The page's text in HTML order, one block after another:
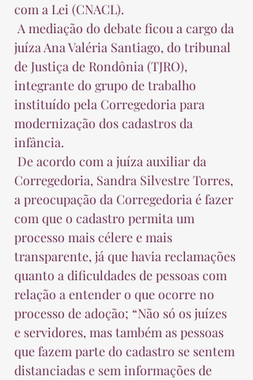
com a Lei (CNACL).
juíza Ana Valéria Santiago, do tribunal
de Justiça de Rondônia (TJRO),
integrante do grupo de trabalho
instituído pela Corregedoria para
modernização dos cadastros da
infância.
Corregedoria, Sandra Silvestre Torres,
a preocupação da Corregedoria é fazer
com que o cadastro permita um
processo mais célere e mais
transparente, já que havia reclamações
quanto a dificuldades de pessoas com
relação a entender o que ocorre no
processo de adoção; “Não só os juízes
e servidores, mas também as pessoas
que fazem parte do cadastro se sentem
distanciadas e sem informações de